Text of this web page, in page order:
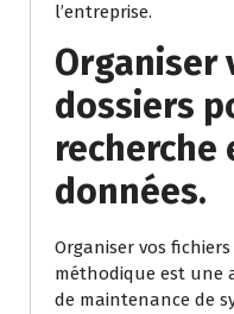
l’entreprise.
Organiser
dossiers
recherche
données.
Organiser vos
méthodique est une
de maintenance de